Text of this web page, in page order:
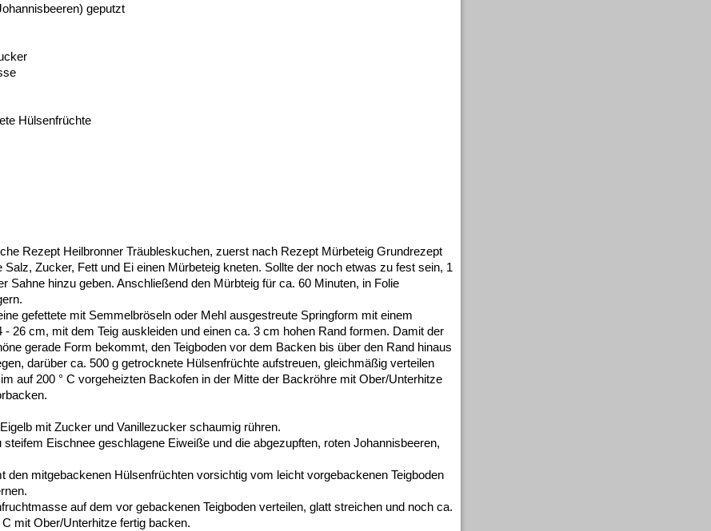
geputzt
Hülsenfrüchte
Rezept Heilbronner Träubleskuchen, zuerst nach Rezept Mürbeteig Grundrezept
Salz, Zucker, Fett und Ei einen Mürbeteig kneten. Sollte der noch etwas zu fest sein, 1
Sahne hinzu geben. Anschließend den Mürbteig für ca. 60 Minuten, in Folie
gefettete mit Semmelbröseln oder Mehl ausgestreute Springform mit einem
- 26 cm, mit dem Teig auskleiden und einen ca. 3 cm hohen Rand formen. Damit der
gerade Form bekommt, den Teigboden vor dem Backen bis über den Rand hinaus
darüber ca. 500 g getrocknete Hülsenfrüchte aufstreuen, gleichmäßig verteilen
auf 200 ° C vorgeheizten Backofen in der Mitte der Backröhre mit Ober/Unterhitze
mit Zucker und Vanillezucker schaumig rühren.
steifem Eischnee geschlagene Eiweiße und die abgezupften, roten Johannisbeeren,
den mitgebackenen Hülsenfrüchten vorsichtig vom leicht vorgebackenen Teigboden
auf dem vor gebackenen Teigboden verteilen, glatt streichen und noch ca.
mit Ober/Unterhitze fertig backen.